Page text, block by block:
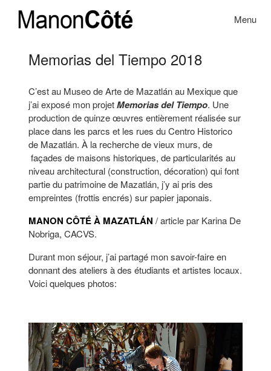
Toggle
Menu
Memorias del Tiempo 2018
C’est au Museo de Arte de Mazatlán au Mexique que
j’ai exposé mon projetMemorias del Tiempo. Une
production de quinze œuvres entièrement réalisée sur
place dans les parcs et les rues du Centro Historico
de Mazatlán. À la recherche de vieux murs, de
façades de maisons historiques, de particularités au
niveau architectural (construction, décoration) qui font
partie du patrimoine de Mazatlán, j’y ai pris des
empreintes (frottis encrés) sur papier japonais.
MANON CÔTÉ À MAZATLÁN / article par Karina De
Nobriga, CACVS.
Durant mon séjour, j’ai partagé mon savoir-faire en
donnant des ateliers à des étudiants et artistes locaux.
Voici quelques photos: